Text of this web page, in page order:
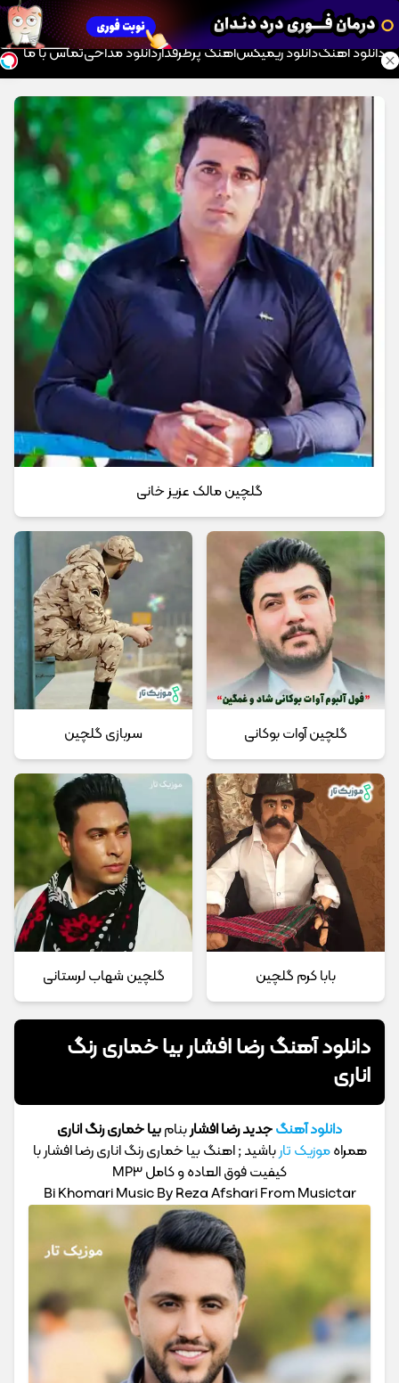
موزیک تار
دانلود آهنگدانلود ریمیکسآهنگ پرطرفداردانلود مداحیتماس با ما
گلچین مالک عزیز خانی
گلچین آوات بوکانی سربازی گلچین
بابا کرم گلچین گلچین شهاب لرستانی
دانلود آهنگ رضا افشار بیا خماری رنگ
اناری
دانلود آهنگجدید رضا افشاربنامبیا خماری رنگ اناری
همراهموزیک تارباشید ; اهنگ بیا خماری رنگ اناری رضا افشار با
کیفیت فوق العاده و کامل MP3
Bi Khomari Music By Reza Afshari From Musictar